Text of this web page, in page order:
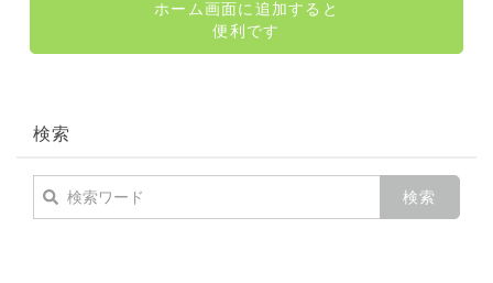
ホーム画面に追加すると
便利です
検索